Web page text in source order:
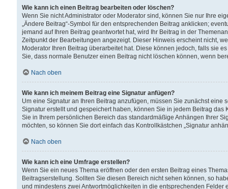
Wie kann ich einen Beitrag bearbeiten oder löschen?
Wenn Sie nicht Administrator oder Moderator sind, können Sie nur Ihre
„Ändere Beitrag“-Symbol für den entsprechenden Beitrag anklicken;
jemand auf Ihren Beitrag geantwortet hat, wird Ihr Beitrag in der
Zeitpunkt der Bearbeitungen angezeigt. Dieser Hinweis erscheint nicht,
Moderator Ihren Beitrag überarbeitet hat. Diese können jedoch, falls sie
Sie, dass normale Benutzer einen Beitrag nicht löschen können, wenn
Nach oben
Wie kann ich meinem Beitrag eine Signatur anfügen?
Um eine Signatur an Ihren Beitrag anzufügen, müssen Sie zunächst
Signatur erstellt und gespeichert haben, können Sie in jedem Beitrag
Sie in Ihrem persönlichen Bereich das standardmäßige Anhängen Ihrer
möchten, so können Sie dort einfach das Kontrollkästchen „Signatur
Nach oben
Wie kann ich eine Umfrage erstellen?
Wenn Sie ein neues Thema eröffnen oder den ersten Beitrag eines
Beitragserstellung. Sollten Sie diesen Bereich nicht sehen können, so
und mindestens zwei Antwortmöglichkeiten in die entsprechenden